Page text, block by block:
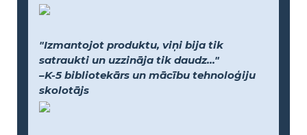
"Izmantojot produktu, viņi bija tik
satraukti un uzzināja tik daudz..."
–K-5 bibliotekārs un mācību tehnoloģiju
skolotājs